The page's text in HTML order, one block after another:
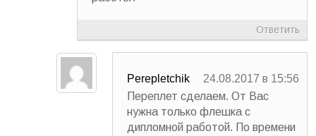
Ответить
Perepletchik
24.08.2017 в 15:56
Переплет сделаем. От Вас
нужна только флешка с
дипломной работой. По времени